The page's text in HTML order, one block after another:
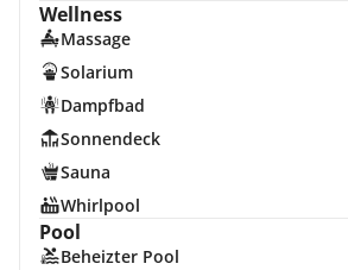
Wellness
Massage
Solarium
Dampfbad
Sonnendeck
Sauna
Whirlpool
Pool
Beheizter Pool